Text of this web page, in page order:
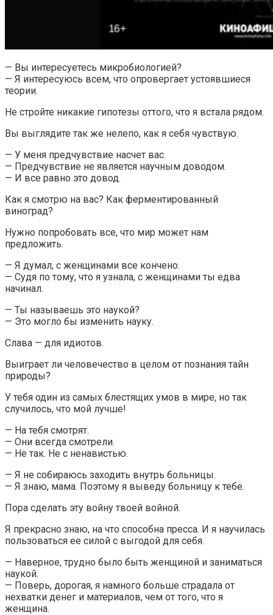
— Вы интересуетесь микробиологией?
— Я интересуюсь всем, что опровергает устоявшиеся
теории.
Не стройте никакие гипотезы оттого, что я встала рядом.
Вы выглядите так же нелепо, как я себя чувствую.
— У меня предчувствие насчет вас.
— Предчувствие не является научным доводом.
— И все равно это довод.
Как я смотрю на вас? Как ферментированный
виноград?
Нужно попробовать все, что мир может нам
предложить.
— Я думал, с женщинами все кончено.
— Судя по тому, что я узнала, с женщинами ты едва
начинал.
— Ты называешь это наукой?
— Это могло бы изменить науку.
Слава — для идиотов.
Выиграет ли человечество в целом от познания тайн
природы?
У тебя один из самых блестящих умов в мире, но так
случилось, что мой лучше!
— На тебя смотрят.
— Они всегда смотрели.
— Не так. Не с ненавистью.
— Я не собираюсь заходить внутрь больницы.
— Я знаю, мама. Поэтому я выведу больницу к тебе.
Пора сделать эту войну твоей войной.
Я прекрасно знаю, на что способна пресса. И я научилась
пользоваться ее силой с выгодой для себя.
— Наверное, трудно было быть женщиной и заниматься
наукой.
— Поверь, дорогая, я намного больше страдала от
нехватки денег и материалов, чем от того, что я
женщина.